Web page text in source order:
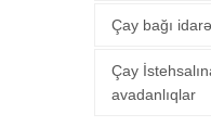
Çay bağı
Çay
avadanlıqlar